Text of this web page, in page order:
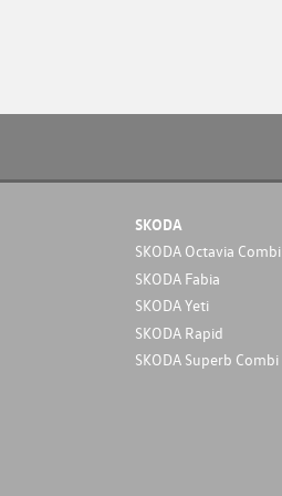
SKODA
SKODA Octavia Combi
SKODA Fabia
SKODA Yeti
SKODA Rapid
SKODA Superb Combi